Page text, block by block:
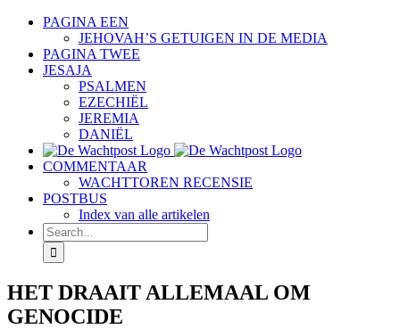
Skip
content
PAGINA EEN
JEHOVAH’S GETUIGEN IN DE MEDIA
PAGINA TWEE
JESAJA
PSALMEN
EZECHIËL
JEREMIA
DANIËL
COMMENTAAR
WACHTTOREN RECENSIE
POSTBUS
Index van alle artikelen
Search
for:
HET DRAAIT ALLEMAAL OM
GENOCIDE